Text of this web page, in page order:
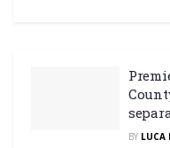
BY LUCA